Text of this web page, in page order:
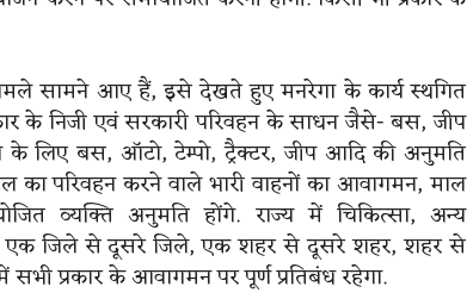
मामले सामने आए हैं, इसे देखते हुए मनरेगा के कार्य स्थगित
के निजी एवं सरकारी परिवहन के साधन जैसे- बस, जीप
लिए बस, ऑटो, टेम्पो, ट्रैक्टर, जीप आदि की अनुमति
का परिवहन करने वाले भारी वाहनों का आवागमन, माल
व्यक्ति अनुमति होंगे. राज्य में चिकित्सा, अन्य
एक जिले से दूसरे जिले, एक शहर से दूसरे शहर, शहर से
प्रकार के आवागमन पर पूर्ण प्रतिबंध रहेगा.